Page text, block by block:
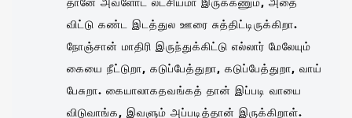
விட்டு கண்ட இடத்துல ஊரை சுத்திட்டிருக்கிறா.
நோஞ்சான் மாதிரி இருந்துக்கிட்டு எல்லார் மேலேயும்
கையை நீட்டுறா, கடுப்பேத்துறா, கடுப்பேத்துறா, வாய்
பேசுறா. கையாலாகதவங்கத் தான் இப்படி வாயை
விடுவாங்க, இவளும் அப்படித்தான் இருக்கிறாள்.